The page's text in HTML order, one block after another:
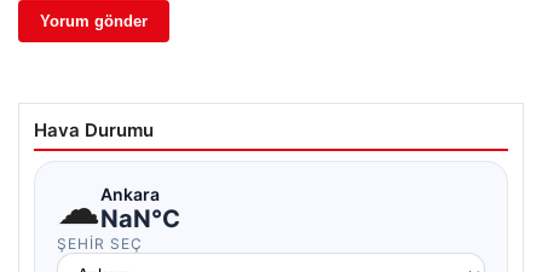
Hava Durumu
☁Ankara
NaN°C
ŞEHIR SEÇ